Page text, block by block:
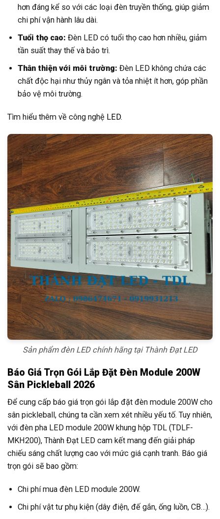
hơn đáng kể so với các loại đèn truyền thống, giúp giảm
chi phí vận hành lâu dài.
Tuổi thọ cao: Đèn LED có tuổi thọ cao hơn nhiều, giảm
tần suất thay thế và bảo trì.
Thân thiện với môi trường: Đèn LED không chứa các
chất độc hại như thủy ngân và tỏa nhiệt ít hơn, góp phần
bảo vệ môi trường.
Tìm hiểu thêm về công nghệ LED.
Sản phẩm đèn LED chính hãng tại Thành Đạt LED
Báo Giá Trọn Gói Lắp Đặt Đèn Module 200W
Sân Pickleball 2026
Để cung cấp báo giá trọn gói lắp đặt đèn module 200W cho
sân pickleball, chúng ta cần xem xét nhiều yếu tố. Tuy nhiên,
với đèn pha LED module 200W khung hộp TDL (TDLF-
MKH200), Thành Đạt LED cam kết mang đến giải pháp
chiếu sáng chất lượng cao với mức giá cạnh tranh. Báo giá
trọn gói sẽ bao gồm:
Chi phí mua đèn LED module 200W.
Chi phí vật tư phụ kiện (dây điện, đế gắn, ống luồn, CB…).